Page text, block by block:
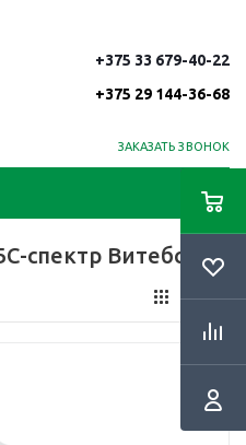
+375 33 679-40-22
+375 29 144-36-68
ЗАКАЗАТЬ ЗВОНОК
спектр Витебск